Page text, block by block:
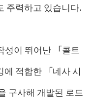
주력하고 있습니다.
성이 뛰어난 「콜트
적합한 「네사 시
구사해 개발된 로드